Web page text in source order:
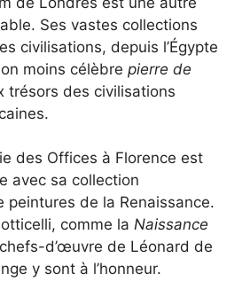
Ses vastes collections
civilisations, depuis l’Égypte
moins célèbre pierre de
trésors des civilisations
des Offices à Florence est
avec sa collection
peintures de la Renaissance.
comme la Naissance
d’œuvre de Léonard de
y sont à l’honneur.